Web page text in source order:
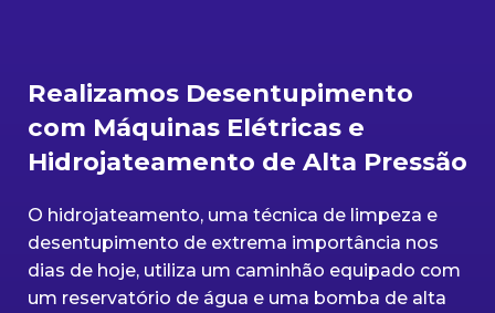
Realizamos Desentupimento
com Máquinas Elétricas e
Hidrojateamento de Alta Pressão
O hidrojateamento, uma técnica de limpeza e
desentupimento de extrema importância nos
dias de hoje, utiliza um caminhão equipado com
um reservatório de água e uma bomba de alta